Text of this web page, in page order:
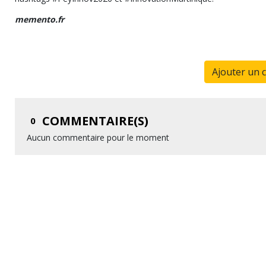
memento.fr
Ajouter un
0 COMMENTAIRE(S)
Aucun commentaire pour le moment